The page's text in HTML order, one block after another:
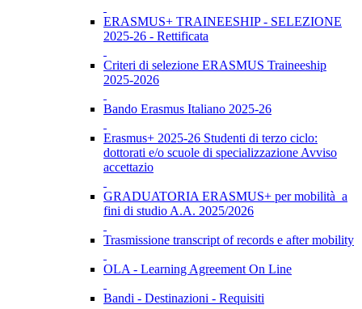
ERASMUS+ TRAINEESHIP - SELEZIONE
2025-26 - Rettificata
Criteri di selezione ERASMUS Traineeship
2025-2026
Bando Erasmus Italiano 2025-26
Erasmus+ 2025-26 Studenti di terzo ciclo:
dottorati e/o scuole di specializzazione Avviso
accettazio
GRADUATORIA ERASMUS+ per mobilità a
fini di studio A.A. 2025/2026
Trasmissione transcript of records e after mobility
OLA - Learning Agreement On Line
Bandi - Destinazioni - Requisiti